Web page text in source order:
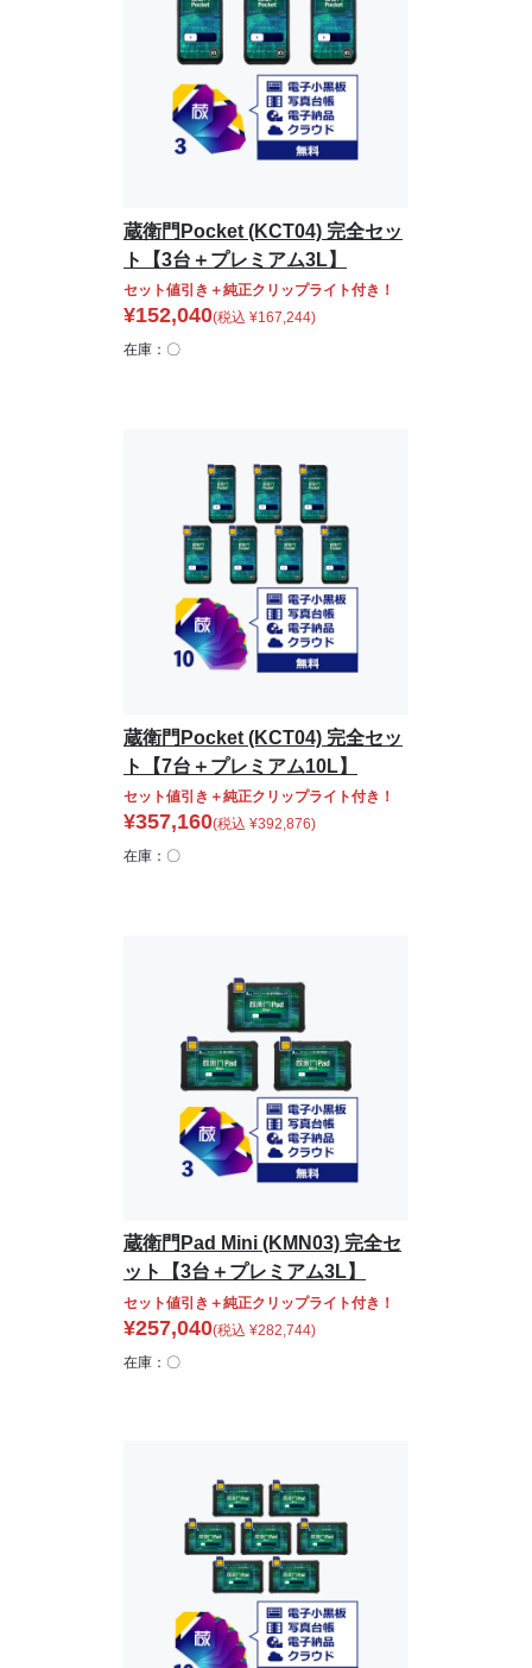
蔵衛門Pocket (KCT04) 完全セッ
ト【3台＋プレミアム3L】
セット値引き＋純正クリップライト付き！
¥152,040(税込 ¥167,244)
在庫：〇
蔵衛門Pocket (KCT04) 完全セッ
ト【7台＋プレミアム10L】
セット値引き＋純正クリップライト付き！
¥357,160(税込 ¥392,876)
在庫：〇
蔵衛門Pad Mini (KMN03) 完全セ
ット【3台＋プレミアム3L】
セット値引き＋純正クリップライト付き！
¥257,040(税込 ¥282,744)
在庫：〇